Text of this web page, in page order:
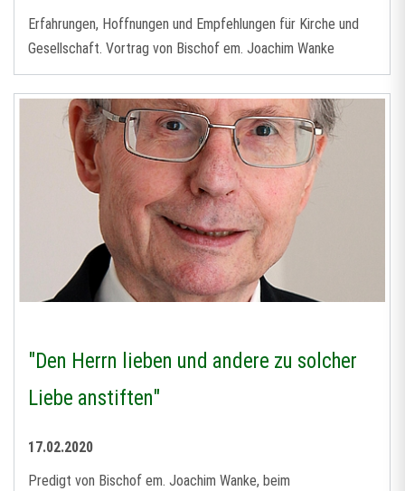
Erfahrungen, Hoffnungen und Empfehlungen für Kirche und
Gesellschaft. Vortrag von Bischof em. Joachim Wanke
"Den Herrn lieben und andere zu solcher
Liebe anstiften"
17.02.2020
Predigt von Bischof em. Joachim Wanke, beim